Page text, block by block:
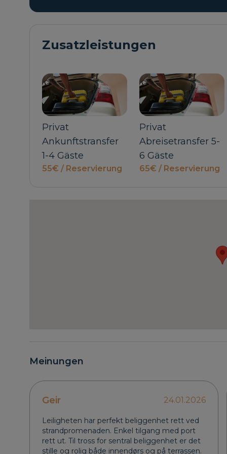
Zusatzleistungen
Privat
Ankunftstransfer
1-4 Gäste
55€ / Reservierung
Privat
Abreisetransfer 5-
6 Gäste
65€ / Reservierung
Meinungen
Geir 24.01.2026
Leiligheten har perfekt beliggenhet rett ved
strandpromenaden. Enkel tilgang med port
rett ut. Til tross for sentral beliggenhet er det
stille og rolig både innendørs og på terrassen.